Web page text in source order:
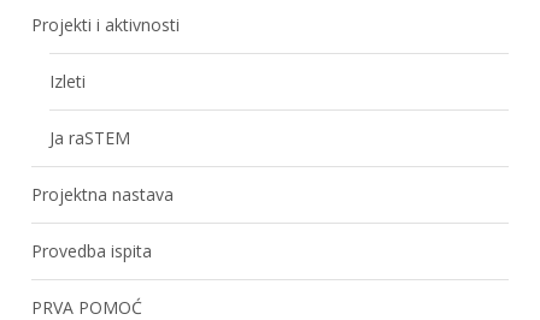
Projekti i aktivnosti
Izleti
Ja raSTEM
Projektna nastava
Provedba ispita
PRVA POMOĆ